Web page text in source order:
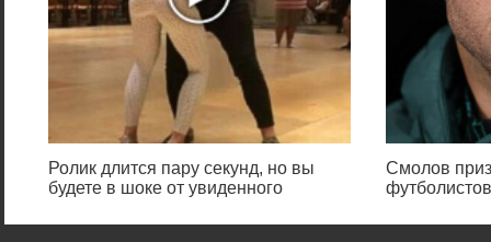
Ролик длится пару секунд, но вы
будете в шоке от увиденного
Смолов